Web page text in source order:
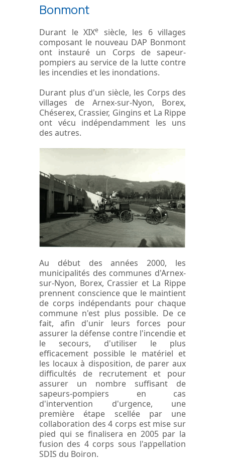
Bonmont
Durant le XIXe
siècle, les 6 villages
composant le nouveau DAP Bonmont
ont instauré un Corps de sapeur-
pompiers au service de la lutte contre
les incendies et les inondations.
Durant plus d'un siècle, les Corps des
villages de Arnex-sur-Nyon, Borex,
Chéserex, Crassier, Gingins et La Rippe
ont vécu indépendamment les uns
des autres.
Au début des années 2000, les
municipalités des communes d'Arnex-
sur-Nyon, Borex, Crassier et La Rippe
prennent conscience que le maintient
de corps indépendants pour chaque
commune n'est plus possible. De ce
fait, afin d'unir leurs forces pour
assurer la défense contre l'incendie et
le secours, d'utiliser le plus
efficacement possible le matériel et
les locaux à disposition, de parer aux
difficultés de recrutement et pour
assurer un nombre suffisant de
sapeurs-pompiers en cas
d'intervention d'urgence, une
première étape scellée par une
collaboration des 4 corps est mise sur
pied qui se finalisera en 2005 par la
fusion des 4 corps sous l'appellation
SDIS du Boiron.